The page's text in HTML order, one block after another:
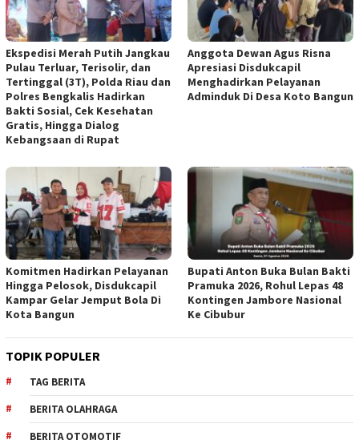
Ekspedisi Merah Putih Jangkau
Pulau Terluar, Terisolir, dan
Tertinggal (3T), Polda Riau dan
Polres Bengkalis Hadirkan
Bakti Sosial, Cek Kesehatan
Gratis, Hingga Dialog
Kebangsaan di Rupat
Anggota Dewan Agus Risna
Apresiasi Disdukcapil
Menghadirkan Pelayanan
Adminduk Di Desa Koto Bangun
Komitmen Hadirkan Pelayanan
Hingga Pelosok, Disdukcapil
Kampar Gelar Jemput Bola Di
Kota Bangun
Bupati Anton Buka Bulan Bakti
Pramuka 2026, Rohul Lepas 48
Kontingen Jambore Nasional
Ke Cibubur
TOPIK POPULER
TAG BERITA
BERITA OLAHRAGA
BERITA OTOMOTIF